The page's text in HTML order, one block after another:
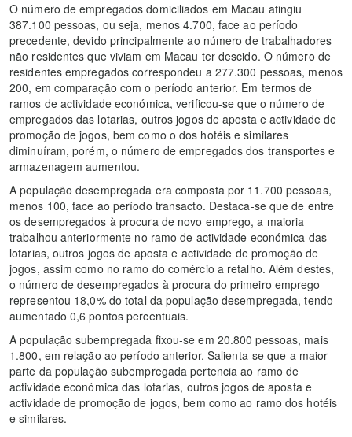
O número de empregados domiciliados em Macau atingiu
387.100 pessoas, ou seja, menos 4.700, face ao período
precedente, devido principalmente ao número de trabalhadores
não residentes que viviam em Macau ter descido. O número de
residentes empregados correspondeu a 277.300 pessoas, menos
200, em comparação com o período anterior. Em termos de
ramos de actividade económica, verificou-se que o número de
empregados das lotarias, outros jogos de aposta e actividade de
promoção de jogos, bem como o dos hotéis e similares
diminuíram, porém, o número de empregados dos transportes e
armazenagem aumentou.
A população desempregada era composta por 11.700 pessoas,
menos 100, face ao período transacto. Destaca-se que de entre
os desempregados à procura de novo emprego, a maioria
trabalhou anteriormente no ramo de actividade económica das
lotarias, outros jogos de aposta e actividade de promoção de
jogos, assim como no ramo do comércio a retalho. Além destes,
o número de desempregados à procura do primeiro emprego
representou 18,0% do total da população desempregada, tendo
aumentado 0,6 pontos percentuais.
A população subempregada fixou-se em 20.800 pessoas, mais
1.800, em relação ao período anterior. Salienta-se que a maior
parte da população subempregada pertencia ao ramo de
actividade económica das lotarias, outros jogos de aposta e
actividade de promoção de jogos, bem como ao ramo dos hotéis
e similares.